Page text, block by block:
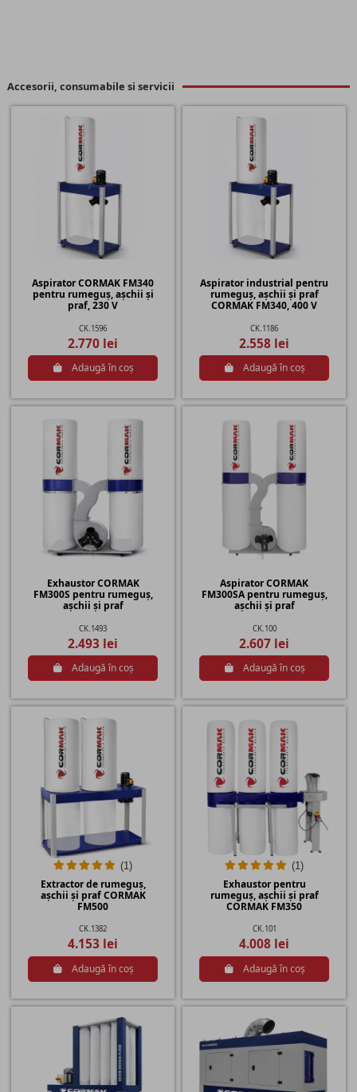
Accesorii, consumabile si servicii
Aspirator CORMAK FM340
pentru rumeguș, așchii și
praf, 230 V
CK.1596
2.770 lei
Adaugă în coș
Aspirator industrial pentru
rumeguș, așchii și praf
CORMAK FM340, 400 V
CK.1186
2.558 lei
Adaugă în coș
Exhaustor CORMAK
FM300S pentru rumeguș,
așchii și praf
CK.1493
2.493 lei
Adaugă în coș
Aspirator CORMAK
FM300SA pentru rumeguș,
așchii și praf
CK.100
2.607 lei
Adaugă în coș
Extractor de rumeguș,
așchii și praf CORMAK
FM500
CK.1382
(1)
4.153 lei
Adaugă în coș
Exhaustor pentru
rumeguș, așchii și praf
CORMAK FM350
CK.101
(1)
4.008 lei
Adaugă în coș